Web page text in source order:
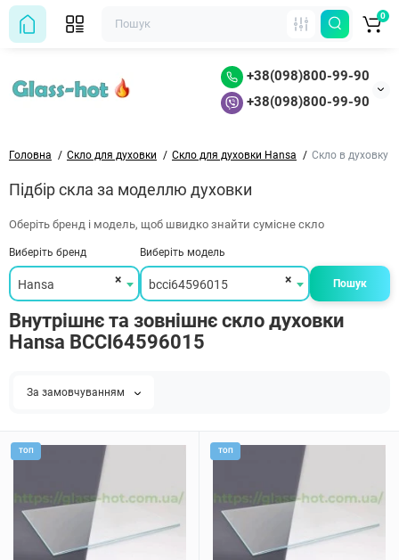
+38(098)800-99-90
+38(098)800-99-90
0
Головна Скло для духовки Скло для духовки Hansa Скло в духовку
Підбір скла за моделлю духовки
Оберіть бренд і модель, щоб швидко знайти сумісне скло
Виберіть бренд
×
Hansa
Виберіть модель
×
bcci64596015 Пошук
Внутрішнє та зовнішнє скло духовки
Hansa BCCI64596015
За замовчуванням
ТОП ТОП